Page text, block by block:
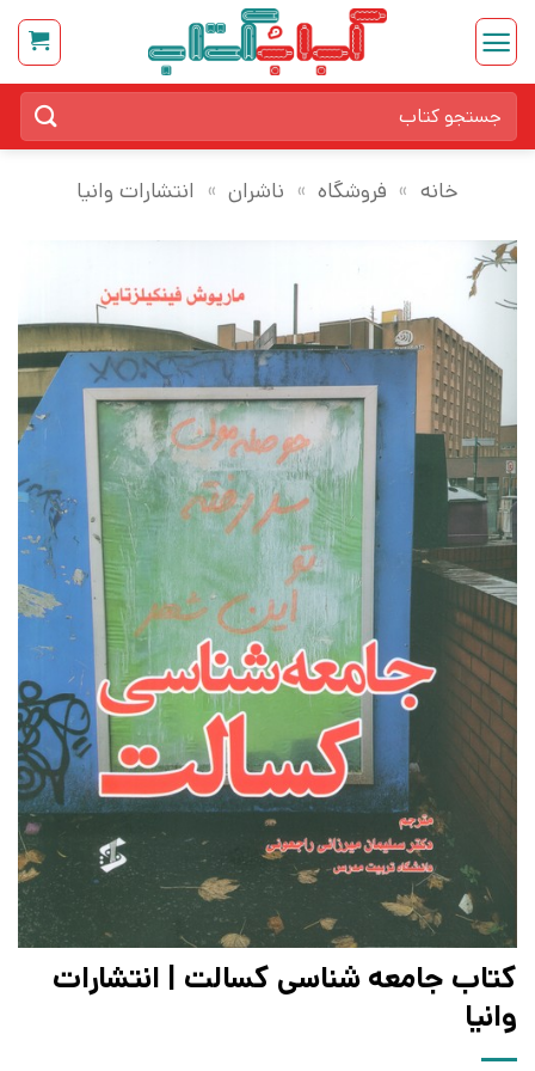
Skip
content
برای:
خانه » فروشگاه » ناشران » انتشارات وانیا
کتاب جامعه شناسی کسالت | انتشارات
وانیا